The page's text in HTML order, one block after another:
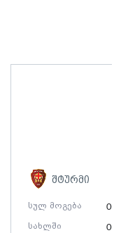
შტურმი
სულ მოგება 0
სახლში 0